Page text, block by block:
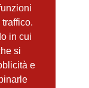
in cui
si
e